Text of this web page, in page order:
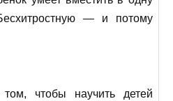
— и потому
чтобы научить детей